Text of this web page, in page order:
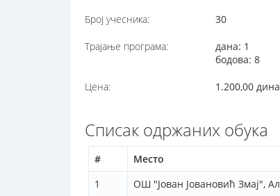
Број учесника: 30
Трајање програма:
дана: 1
бодова: 8
Цена: 1.200,00
Списак одржаних обука
# Место
1
ОШ "Јован Јовановић Змај",